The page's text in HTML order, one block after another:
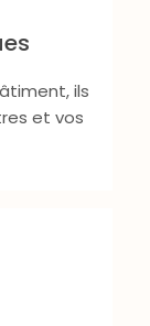
ils
et vos